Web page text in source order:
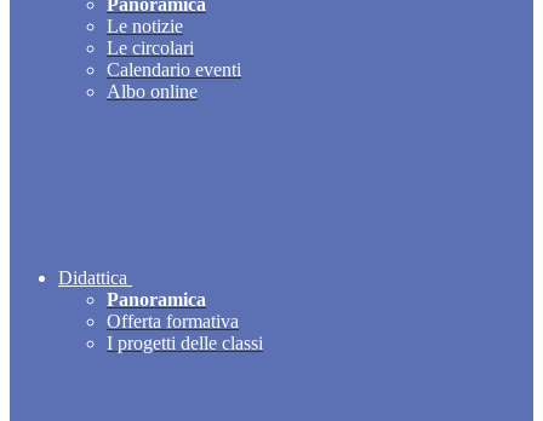
Panoramica
Le notizie
Le circolari
Calendario eventi
Albo online
Didattica
Panoramica
Offerta formativa
I progetti delle classi